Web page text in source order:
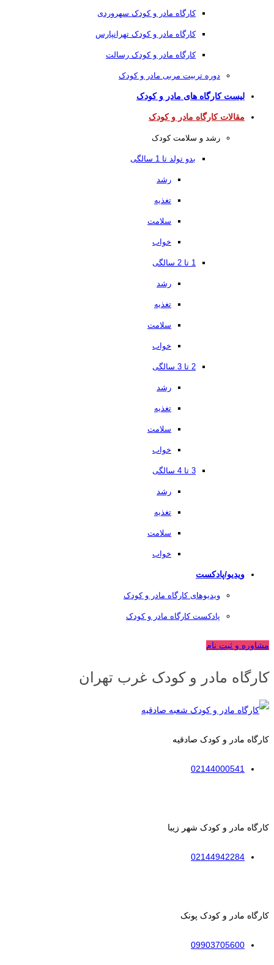
کارگاه مادر و کودک سهروردی
کارگاه مادر و کودک تهرانپارس
کارگاه مادر و کودک رسالت
دوره تربیت مربی مادر و کودک
لیست کارگاه های مادر و کودک
مقالات کارگاه مادر و کودک
رشد و سلامت کودک
بدو تولد تا 1 سالگی
رشد
تغذیه
سلامت
خواب
1 تا 2 سالگی
رشد
تغذیه
سلامت
خواب
2 تا 3 سالگی
رشد
تغذیه
سلامت
خواب
3 تا 4 سالگی
رشد
تغذیه
سلامت
خواب
ویدیو/پادکست
ویدیوهای کارگاه مادر و کودک
پادکست کارگاه مادر و کودک
مشاوره و ثبت نام
کارگاه مادر و کودک غرب تهران
کارگاه مادر و کودک صادقیه
02144000541
کارگاه مادر و کودک شهر زیبا
02144942284
کارگاه مادر و کودک پونک
09903705600